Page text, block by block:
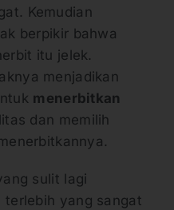
Kemudian
berpikir bahwa
itu jelek.
menjadikan
menerbitkan
dan memilih
sulit lagi
terlebih yang sangat